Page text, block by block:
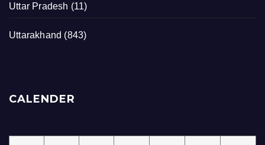
Uttar Pradesh (11)
Uttarakhand (843)
CALENDER